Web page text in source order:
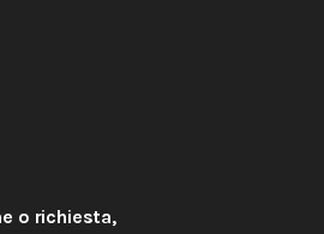
o richiesta,